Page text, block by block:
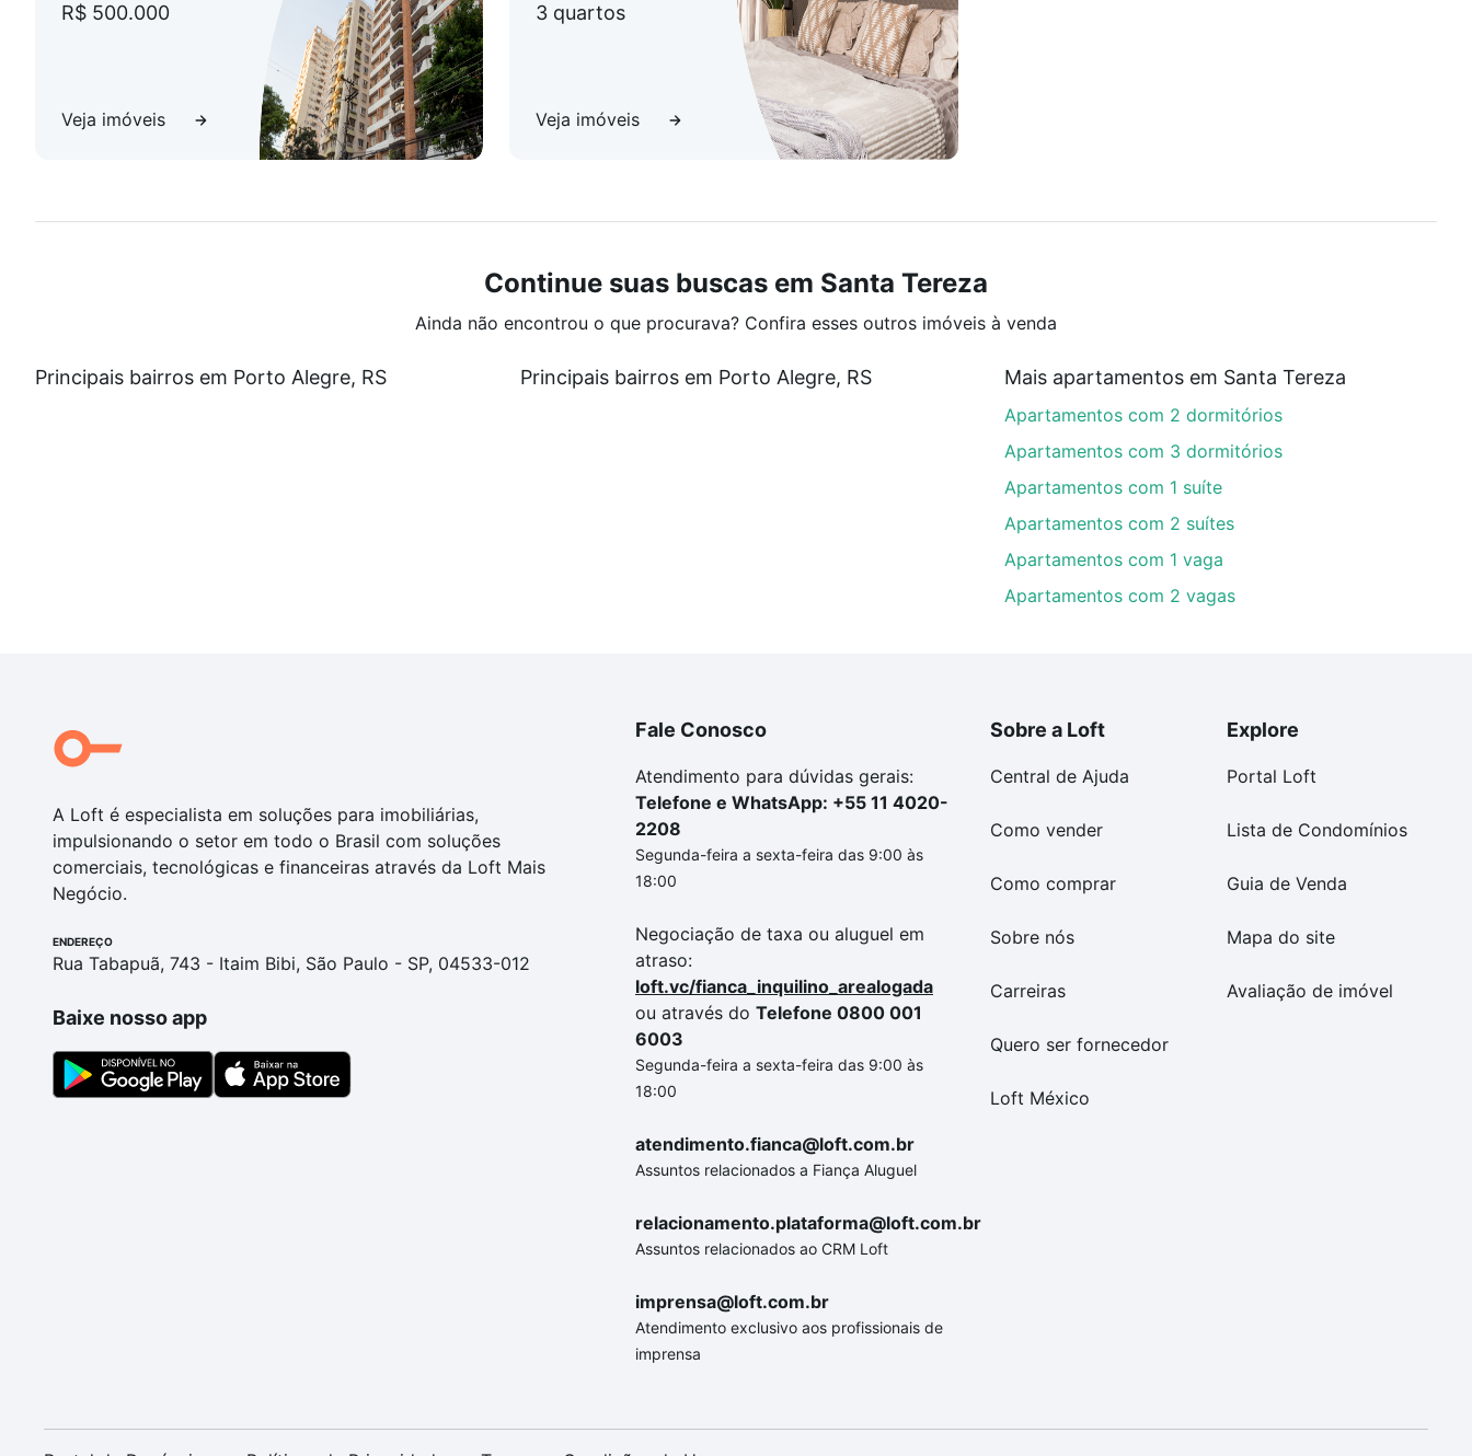
R$ 500.000
Veja imóveis
3 quartos
Veja imóveis
Continue suas buscas em Santa Tereza
Ainda não encontrou o que procurava? Confira esses outros imóveis à venda
Principais bairros em Porto Alegre, RS Principais bairros em Porto Alegre, RS Mais apartamentos em Santa Tereza
Apartamentos com 2 dormitórios
Apartamentos com 3 dormitórios
Apartamentos com 1 suíte
Apartamentos com 2 suítes
Apartamentos com 1 vaga
Apartamentos com 2 vagas
A Loft é especialista em soluções para imobiliárias,
impulsionando o setor em todo o Brasil com soluções
comerciais, tecnológicas e financeiras através da Loft Mais
Negócio.
ENDEREÇO
Rua Tabapuã, 743 - Itaim Bibi, São Paulo - SP, 04533-012
Baixe nosso app
Fale Conosco
Atendimento para dúvidas gerais:
Telefone e WhatsApp: +55 11 4020-
2208
Segunda-feira a sexta-feira das 9:00 às
18:00
Negociação de taxa ou aluguel em
atraso:
loft.vc/fianca_inquilino_arealogada
ou através do Telefone 0800 001
6003
Segunda-feira a sexta-feira das 9:00 às
18:00
atendimento.fianca@loft.com.br
Assuntos relacionados a Fiança Aluguel
relacionamento.plataforma@loft.com.br
Assuntos relacionados ao CRM Loft
imprensa@loft.com.br
Atendimento exclusivo aos profissionais de
imprensa
Sobre a Loft
Central de Ajuda
Como vender
Como comprar
Sobre nós
Carreiras
Quero ser fornecedor
Loft México
Explore
Portal Loft
Lista de Condomínios
Guia de Venda
Mapa do site
Avaliação de imóvel